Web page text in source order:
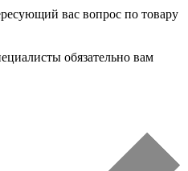
вас вопрос по товару
обязательно вам